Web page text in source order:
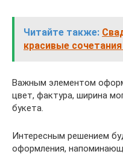
Читайте также:
красивые
Важным элементом
цвет, фактура, ширина
букета.
Интересным решением
оформления,